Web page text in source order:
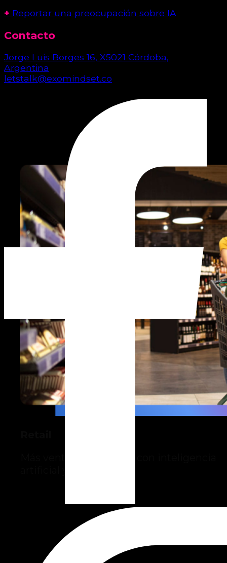
+ Reportar una preocupación sobre IA
Contacto
Jorge Luis Borges 16, X5021 Córdoba,
Argentina
letstalk@exomindset.co